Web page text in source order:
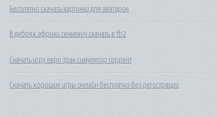
Бесплатно скачать картинки для аватарок
В дебрях африки сенкевич скачать в fb2
Скачать игру евро трак симулятор торрент
Скачать хорошие игры онлайн бесплатно без регистрации